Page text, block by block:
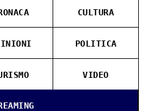
CULTURA
POLITICA
VIDEO